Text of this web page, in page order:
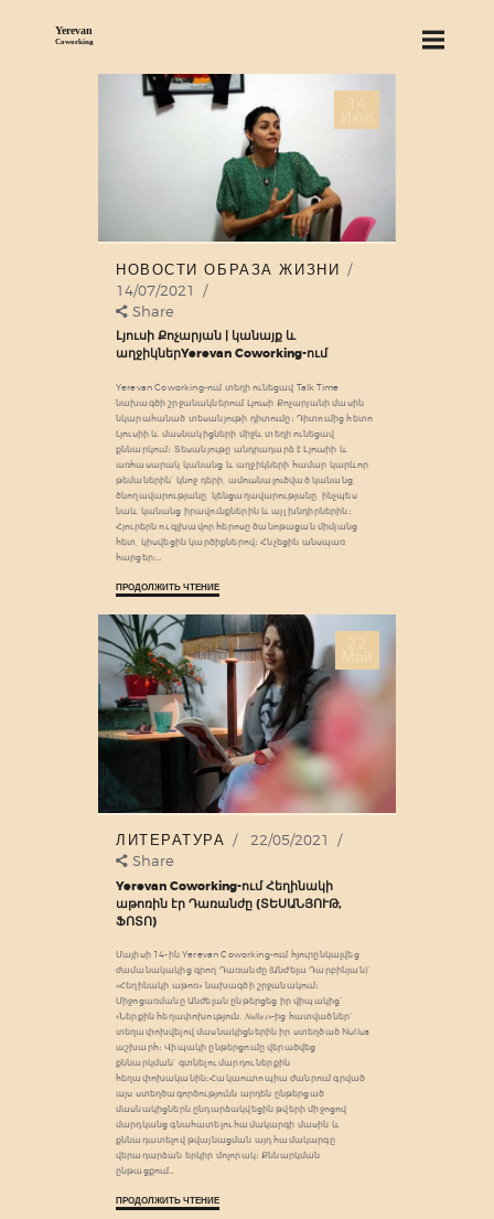
О НАС
НАЙТИ НАС
14
Июл
НОВОСТИ ОБРАЗА ЖИЗНИ
14/07/2021
Share
Լյուսի Քոչարյան | կանայք և
աղջիկներYerevan Coworking-ում
Yerevan Coworking-ում տեղի ունեցավ Talk Time
նախագծի շրջանակներում Լյուսի Քոչարյանի մասին
նկարահանած տեսանյութի դիտումը։ Դիտումից հետո
Լյուսիի և մասնակիցների միջև տեղի ունեցավ
քննարկում։ Տեսանյութը անդրադարձ է Լյուսիի և
առհասարակ կանանց և աղջիկների համար կարևոր
թեմաներին՝ կնոջ դերի, ամուսնալուծված կանանց,
ծնողավարությանը, կենցաղավարությանը, ինչպես
նաև կանանց իրավունքներին և այլ խնդիրներին։
Հյուրերն ու գլխավոր հերոսը ծանոթացան միմյանց
հետ, կիսվեցին կարծիքներով։ Հնչեցին անսպառ
հարցեր։…
ПРОДОЛЖИТЬ ЧТЕНИЕ
22
Май
ЛИТЕРАТУРА
22/05/2021
Share
Yerevan Coworking-ում Հեղինակի
աթոռին էր Դառանժը (ՏԵՍԱՆՅՈՒԹ,
ՖՈՏՈ)
Մայիսի 14-ին Yerevan Coworking-ում հյուրընկալվեց
ժամանակակից գրող Դառանժը (Անժելա Դարբինյան)՝
«Հեղինակի աթոռ» նախագծի շրջանակում։
Միջոցառմանը Անժելան ընթերցեց իր վիպակից՝
«Ներքին հեղափոխություն. 𝑁𝑢𝑙𝑙𝑢𝑠»-ից հատվածներ՝
տեղափոխվելով մասնակիցներին իր ստեղծած Nullus
աշխարհ։ Վիպակի ընթերցումը վերածվեց
քննարկման՝ գտնելու մարդու ներքին
հեղափոխականին։Հակաուտոպիա ժանրում գրված
այս ստեղծագործությունն արդեն ընթերցած
մասնակիցներն ընդարձակվեցին թվերի միջոցով
մարդկանց գնահատելու համակարգի մասին և
քննադատելով թվայնացման այդ համակարգը
վերադարձան երկիր մոլորակ։ Քննարկման
ընթացքում…
ПРОДОЛЖИТЬ ЧТЕНИЕ